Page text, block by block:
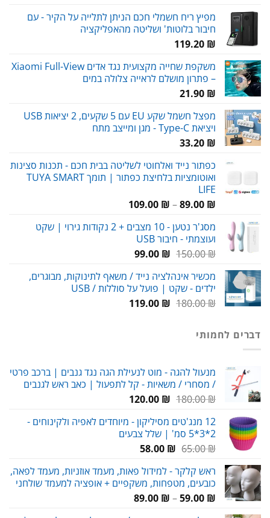
מפיץ ריח חשמלי חכם הניתן לתלייה על הקיר - עם
חיבור בלוטות' ושליטה מהאפליקציה
119.20 ₪
משקפת שחייה מקצועית נגד אדים Xiaomi Full-View
– פתרון מושלם לראייה צלולה במים
21.90 ₪
מפצל חשמל שקע EU עם 5 שקעים, 2 יציאות USB
ויציאת Type-C - מגן ומייצב מתח
33.20 ₪
כפתור נייד ואלחוטי לשליטה בבית חכם - תכנות סצינות
ואוטומציות בלחיצת כפתור | תומך TUYA SMART
LIFE
89.00 ₪
–
109.00 ₪
מסג'ר נטען - 10 מצבים + 2 נקודות גירוי | שקט
ועוצמתי - חיבור USB
150.00₪
המחיר
היה:
150.00 ₪.
99.00 ₪
המחיר
הוא:
99.00 ₪.
מכשיר אינהלציה נייד / משאף לתינוקות, מבוגרים,
ילדים - שקט | פועל על סוללות / USB
180.00₪
המחיר119.00 ₪
המחיר
דברים לחמותי
מנעול להגה - מוט לנעילת הגה נגד גנבים | ברכב פרטי
/ מסחרי / משאיות - קל לתפעול | כאב ראש לגנבים
180.00₪
המחיר
היה:
180.00 ₪.
120.00 ₪
המחיר
הוא:
120.00 ₪.
12 מנג'טים מסיליקון - מיוחדים לאפיה ולקינוחים -
2*3*5 סמ' | שלל צבעים
65.00₪
המחיר
היה:
65.00 ₪.
58.00 ₪
המחיר
הוא:
58.00 ₪.
ראש קלקר - למידול פאות, מעמד אוזניות, מעמד לפאה,
כובעים, מטפחות, משקפיים + אופציה למעמד שולחני
59.00 ₪
–
89.00 ₪
טווח